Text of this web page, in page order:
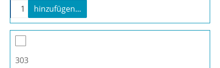
Stopfbuchsbrille BN 26-6L Menge
+
hinzufügen...
303